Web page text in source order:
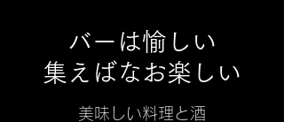
バーは愉しい
集えばなお楽しい
美味しい料理と酒